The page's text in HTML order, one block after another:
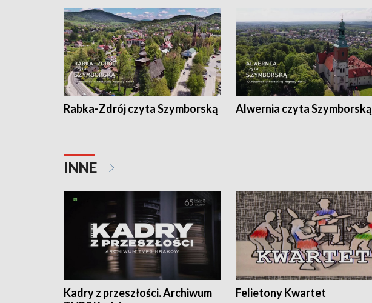
Rabka-Zdrój czyta Szymborską Alwernia czyta Szymborską
INNE
Kadry z przeszłości. Archiwum
Felietony Kwartet